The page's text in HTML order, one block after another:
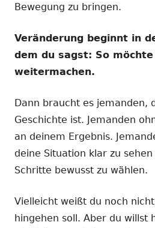
Bewegung zu bringen.
Veränderung beginnt in
dem du sagst: So
weitermachen.
Dann braucht es jemanden,
Geschichte ist. Jemanden
an deinem Ergebnis.
deine Situation klar zu
Schritte bewusst zu wählen.
Vielleicht weißt du noch
hingehen soll. Aber du willst